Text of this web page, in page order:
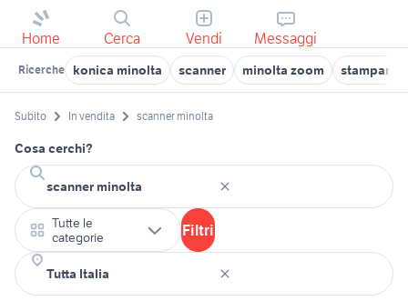
Home Cerca Vendi Messaggi
Ricerche konica minolta scanner minolta zoom stampante
Subito In vendita scanner minolta
Cosa cerchi?
Tutte le
categorie
Filtri